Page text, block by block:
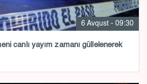
6 Avqust - 09:30
canlı yayım zamanı güllələnərək